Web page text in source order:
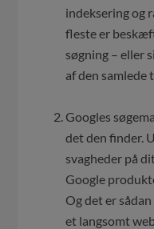
indeksering og
fleste er
søgning – eller
af den samlede
Googles
det den finder.
svagheder på
Google
Og det er sådan
et langsomt